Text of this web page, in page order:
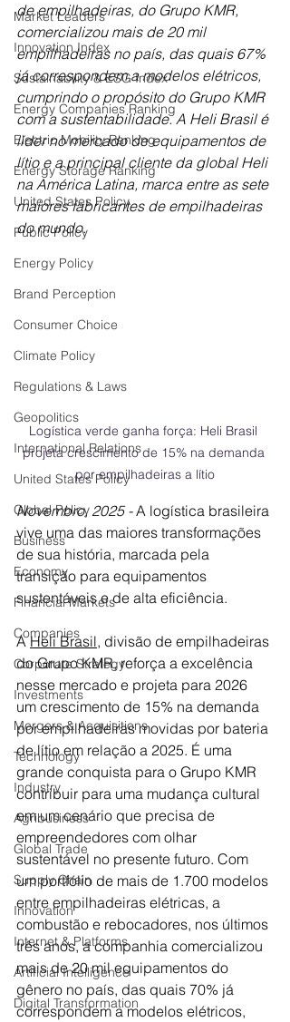
Market Leaders
Innovation Index
Sustainability & ESG Index
Energy Companies Ranking
Electric Mobility Ranking
Energy Storage Ranking
United States Policy
Public Policy
Energy Policy
Brand Perception
Consumer Choice
Climate Policy
Regulations & Laws
Geopolitics
International Relations
United States Policy
Global Policy
Business
Economy
Financial Markets
Companies
Corporate Strategy
Investments
Mergers & Acquisitions
Technology
Industry
Agribusiness
Global Trade
Supply Chain
Innovation
Internet & Platforms
Artificial Intelligence
Digital Transformation
de empilhadeiras, do Grupo KMR,
comercializou mais de 20 mil
empilhadeiras no país, das quais 67%
já correspondem a modelos elétricos,
cumprindo o propósito do Grupo KMR
com a sustentabilidade. A Heli Brasil é
líder no mercado de equipamentos de
lítio e a principal cliente da global Heli
na América Latina, marca entre as sete
maiores fabricantes de empilhadeiras
do mundo.
Logística verde ganha força: Heli Brasil
projeta crescimento de 15% na demanda
por empilhadeiras a lítio
Novembro, 2025 - A logística brasileira
vive uma das maiores transformações
de sua história, marcada pela
transição para equipamentos
sustentáveis e de alta eficiência.
A Heli Brasil, divisão de empilhadeiras
do Grupo KMR, reforça a excelência
nesse mercado e projeta para 2026
um crescimento de 15% na demanda
por empilhadeiras movidas por bateria
de lítio em relação a 2025. É uma
grande conquista para o Grupo KMR
contribuir para uma mudança cultural
em um cenário que precisa de
empreendedores com olhar
sustentável no presente futuro. Com
um portfólio de mais de 1.700 modelos
entre empilhadeiras elétricas, a
combustão e rebocadores, nos últimos
três anos, a companhia comercializou
mais de 20 mil equipamentos do
gênero no país, das quais 70% já
correspondem a modelos elétricos,